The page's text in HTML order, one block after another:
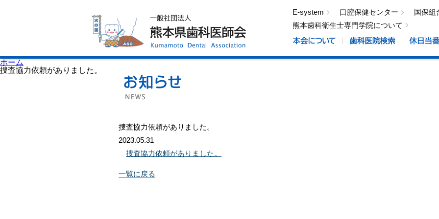
E-system 口腔保健センター
国保組
熊本歯科衛生士専門学院について
ホーム
捜査協力依頼がありました。
捜査協力依頼がありました。
2023.05.31
捜査協力依頼がありました。
一覧に戻る
歯科医院検索
休日当番医
イベント案内
歯の豆知識
口腔保健センター
国保組合からのお知らせ
熊本歯科衛生士専門学院
会員専用ページ
プライバシーポリシー
サイトマップ